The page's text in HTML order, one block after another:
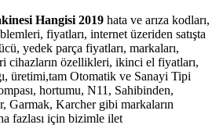
Hangisi 2019 hata ve arıza kodları,
fiyatları, internet üzeriden satışta
yedek parça fiyatları, markaları,
cihazların özellikleri, ikinci el fiyatları,
üretimi,tam Otomatik ve Sanayi Tipi
hortumu, N11, Sahibinden,
Garmak, Karcher gibi markaların
fazlası için bizimle ilet